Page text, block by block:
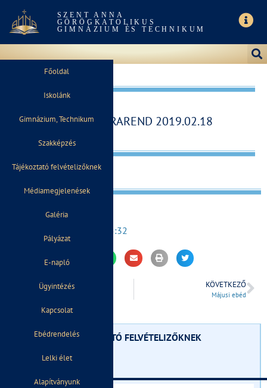
SZENT ANNA
GÖRÖGKATOLIKUS
GIMNÁZIUM ÉS TECHNIKUM
Főoldal
Iskolánk
Gimnázium, Technikum
Szakképzés
Tájékoztató felvételizőknek
Médiamegjelenések
Galéria
Pályázat
E-napló
Ügyintézés
Kapcsolat
Ebédrendelés
Lelki élet
Alapítványunk
NAPPALI ÓRAREND 2019.02.18
15:32
ELŐZŐ KÖVETKEZŐ
Májusi ebéd
TÁJÉKOZTATÓ FELVÉTELIZŐKNEK